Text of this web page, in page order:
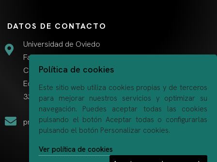
DATOS DE CONTACTO
Universidad de Oviedo
Facultad de Derecho
Campus el Cristo A
Edificio Departamental
33006 Oviedo (Asturias)
proyectogendermob@uniovi.es
Política de cookies
Este sitio web utiliza cookies propias y de terceros
para mejorar nuestros servicios y optimizar su
navegación. Puedes aceptar todas las cookies
pulsando el botón Aceptar todas o configurarlas
pulsando el botón Personalizar cookies.
Ver política de cookies